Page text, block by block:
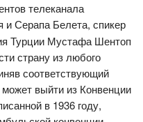
телеканала
Серапа Белета, спикер
Турции Мустафа Шентоп
страну из любого
соответствующий
выйти из Конвенции
в 1936 году,